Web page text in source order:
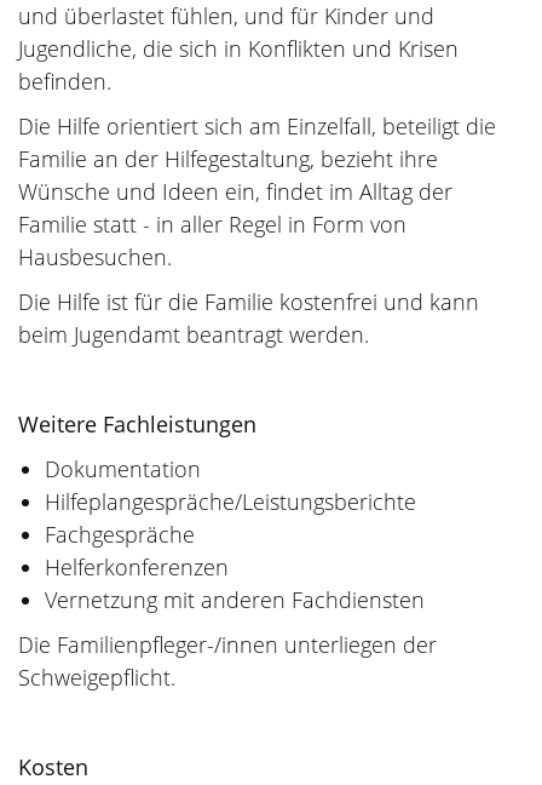
und überlastet fühlen, und für Kinder und
Jugendliche, die sich in Konflikten und Krisen
befinden.
Die Hilfe orientiert sich am Einzelfall, beteiligt die
Familie an der Hilfegestaltung, bezieht ihre
Wünsche und Ideen ein, findet im Alltag der
Familie statt - in aller Regel in Form von
Hausbesuchen.
Die Hilfe ist für die Familie kostenfrei und kann
beim Jugendamt beantragt werden.
Weitere Fachleistungen
Dokumentation
Hilfeplangespräche/Leistungsberichte
Fachgespräche
Helferkonferenzen
Vernetzung mit anderen Fachdiensten
Die Familienpfleger-/innen unterliegen der
Schweigepflicht.
Kosten